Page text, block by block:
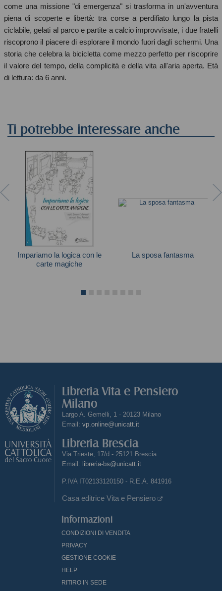
come una missione "di emergenza" si trasforma in un'avventura
piena di scoperte e libertà: tra corse a perdifiato lungo la pista
ciclabile, gelati al parco e partite a calcio improvvisate, i due fratelli
riscoprono il piacere di esplorare il mondo fuori dagli schermi. Una
storia che celebra la bicicletta come mezzo perfetto per riscoprire
il valore del tempo, della complicità e della vita all'aria aperta. Età
di lettura: da 6 anni.
Ti potrebbe interessare anche
Impariamo la logica con le
carte magiche
La sposa fantasma
Libreria Vita e Pensiero
Milano
Largo A. Gemelli, 1 - 20123 Milano
Email: vp.online@unicatt.it
Libreria Brescia
Via Trieste, 17/d - 25121 Brescia
Email: libreria-bs@unicatt.it
P.IVA IT02133120150 - R.E.A. 841916
Casa editrice Vita e Pensiero
Informazioni
CONDIZIONI DI VENDITA
PRIVACY
GESTIONE COOKIE
HELP
RITIRO IN SEDE